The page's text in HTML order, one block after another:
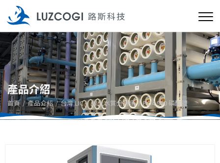
產品介紹
首頁 產品介紹 台灣 LIC 線上水質分析儀 PO4 900 磷酸鹽